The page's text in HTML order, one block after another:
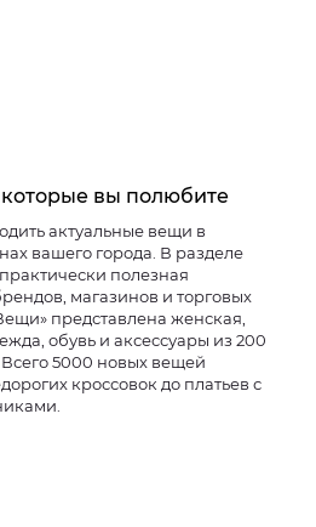
вы полюбите
актуальные вещи в
вашего города. В разделе
полезная
магазинов и торговых
представлена женская,
обувь и аксессуары из 200
5000 новых вещей
кроссовок до платьев с